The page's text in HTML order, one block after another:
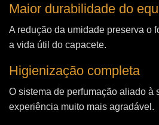
Maior durabilidade do
A redução da umidade preserva o
a vida útil do capacete.
Higienização completa
O sistema de perfumação aliado à
experiência muito mais agradável.